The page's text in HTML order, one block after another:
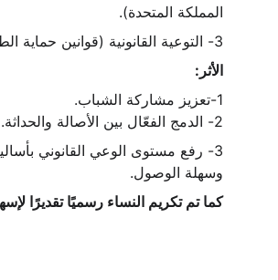
المملكة المتحدة).
3- التوعية القانونية (قوانين حماية الطفل).
الأثر:
1-تعزيز مشاركة
2- الدمج الفعّال بين الأصالة والحداثة.
3- رفع مستوى الوعي القانوني
وسهلة الوصول.
كما تم تكريم النساء رسميًا تقديرًا